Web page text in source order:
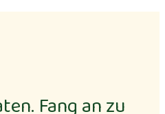
Fang an zu